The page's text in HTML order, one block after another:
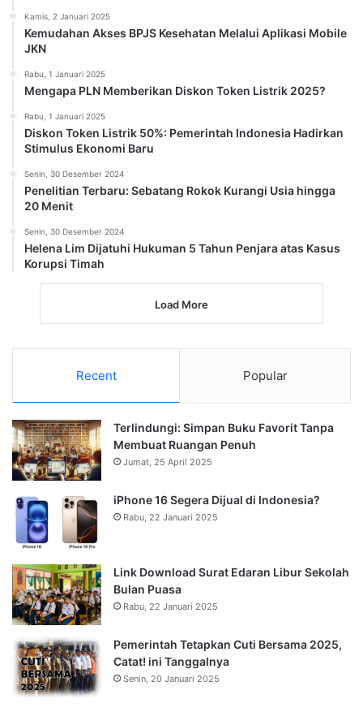
Kamis, 2 Januari 2025
Kemudahan Akses BPJS Kesehatan Melalui Aplikasi Mobile
JKN
Rabu, 1 Januari 2025
Mengapa PLN Memberikan Diskon Token Listrik 2025?
Rabu, 1 Januari 2025
Diskon Token Listrik 50%: Pemerintah Indonesia Hadirkan
Stimulus Ekonomi Baru
Senin, 30 Desember 2024
Penelitian Terbaru: Sebatang Rokok Kurangi Usia hingga
20 Menit
Senin, 30 Desember 2024
Helena Lim Dijatuhi Hukuman 5 Tahun Penjara atas Kasus
Korupsi Timah
Load More
Recent Popular
Terlindungi: Simpan Buku Favorit Tanpa
Membuat Ruangan Penuh
Jumat, 25 April 2025
iPhone 16 Segera Dijual di Indonesia?
Rabu, 22 Januari 2025
Link Download Surat Edaran Libur Sekolah
Bulan Puasa
Rabu, 22 Januari 2025
Pemerintah Tetapkan Cuti Bersama 2025,
Catat! ini Tanggalnya
Senin, 20 Januari 2025